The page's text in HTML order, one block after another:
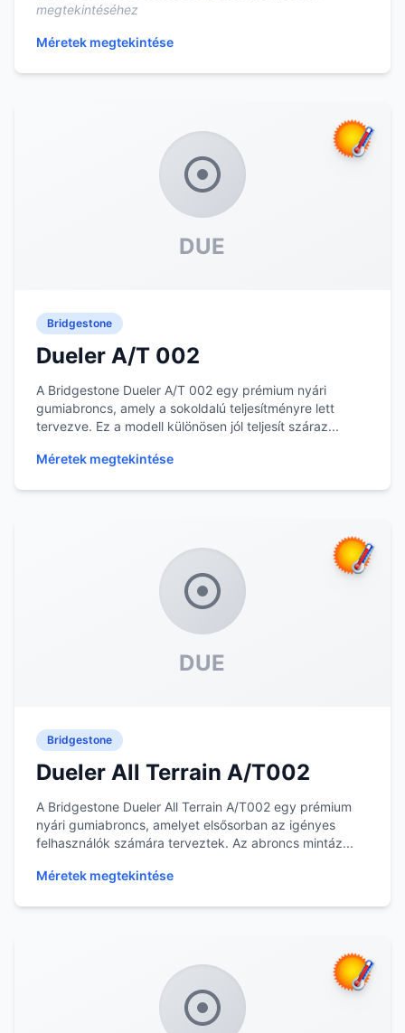
megtekintéséhez
Méretek megtekintése
DUE
Bridgestone
Dueler A/T 002
A Bridgestone Dueler A/T 002 egy prémium nyári
gumiabroncs, amely a sokoldalú teljesítményre lett
tervezve. Ez a modell különösen jól teljesít száraz...
Méretek megtekintése
DUE
Bridgestone
Dueler All Terrain A/T002
A Bridgestone Dueler All Terrain A/T002 egy prémium
nyári gumiabroncs, amelyet elsősorban az igényes
felhasználók számára terveztek. Az abroncs mintáz...
Méretek megtekintése